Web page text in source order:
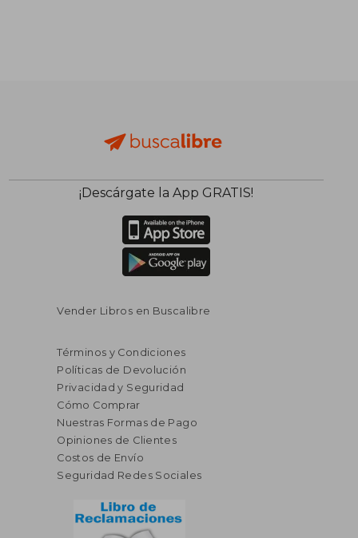
$ 50.50
$ 30.30
45%
dcto.
¡Descárgate la App GRATIS!
Vender Libros en Buscalibre
Términos y Condiciones
Políticas de Devolución
Privacidad y Seguridad
Cómo Comprar
Nuestras Formas de Pago
Opiniones de Clientes
Costos de Envío
Seguridad Redes Sociales